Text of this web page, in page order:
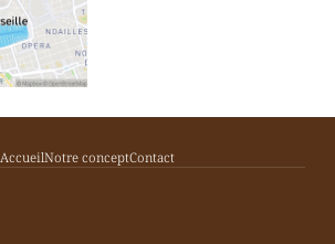
AccueilNotre conceptContact